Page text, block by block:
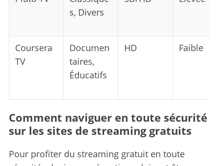
s, Divers
Coursera
TV
Documen
taires,
Éducatifs
HD Faible
Comment naviguer en toute sécurité
sur les sites de streaming gratuits
Pour profiter du streaming gratuit en toute